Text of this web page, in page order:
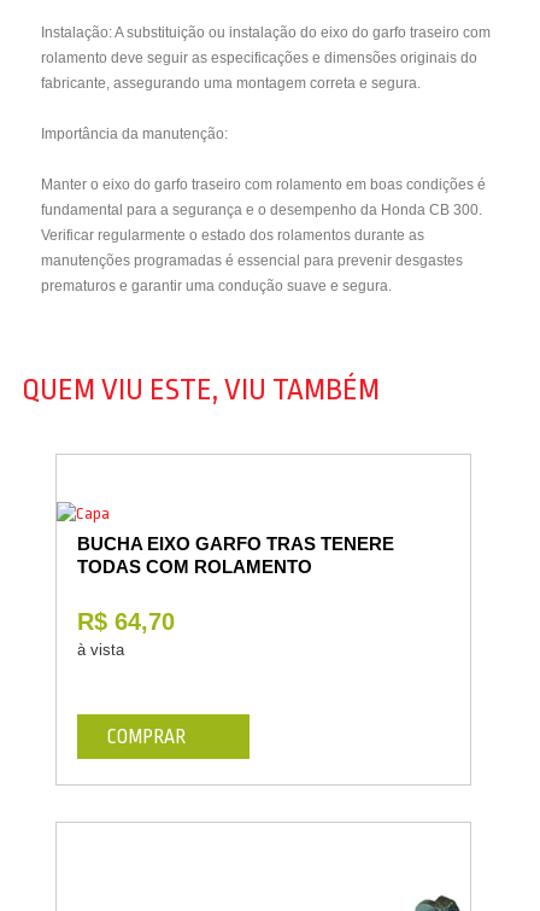
Instalação: A substituição ou instalação do eixo do garfo traseiro com
rolamento deve seguir as especificações e dimensões originais do
fabricante, assegurando uma montagem correta e segura.
Importância da manutenção:
Manter o eixo do garfo traseiro com rolamento em boas condições é
fundamental para a segurança e o desempenho da Honda CB 300.
Verificar regularmente o estado dos rolamentos durante as
manutenções programadas é essencial para prevenir desgastes
prematuros e garantir uma condução suave e segura.
QUEM VIU ESTE, VIU TAMBÉM
BUCHA EIXO GARFO TRAS TENERE
TODAS COM ROLAMENTO
R$ 64,70
à vista
COMPRAR